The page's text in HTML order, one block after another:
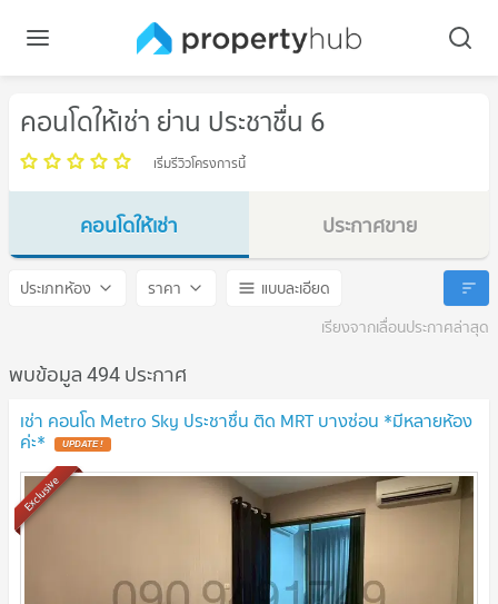
คอนโดให้เช่า ย่าน ประชาชื่น 6
เริ่มรีวิวโครงการนี้
คอนโดให้เช่า
ประกาศขาย
ประเภทห้อง ราคา
แบบละเอียด
เรียงจากเลื่อนประกาศล่าสุด
พบข้อมูล 494 ประกาศ
เช่า คอนโด Metro Sky ประชาชื่น ติด MRT บางซ่อน *มีหลายห้อง
ค่ะ*
Exclusive